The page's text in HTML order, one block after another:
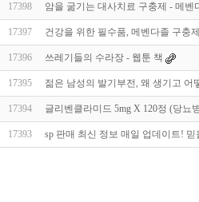
17398 암을 굶기는 대사치료 구충제 - 메
17397 건강을 위한 필수품, 메벤다졸 구충
17396 쓰레기들의 수라장 - 웹툰 책
17395 젊은 남성의 발기부전, 왜 생기고 어
17394 글리벤클라미드 5mg X 120정 (당뇨
17393 sp 판매 최신 정보 매일 업데이트!